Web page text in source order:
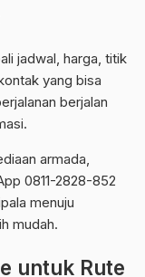
jadwal, harga, titik
yang bisa
berjalan
armada,
0811-2828-852
menuju
mudah.
untuk Rute